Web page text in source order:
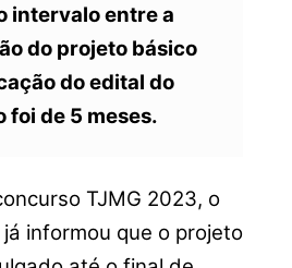
intervalo entre a
do projeto básico
do edital do
foi de 5 meses.
TJMG 2023, o
informou que o projeto